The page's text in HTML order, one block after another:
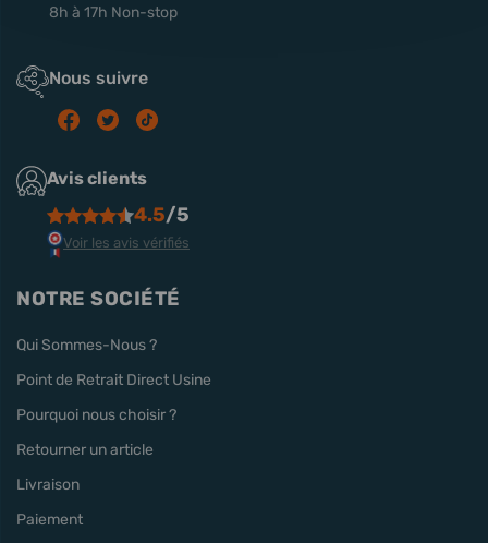
8h à 17h Non-stop
Nous suivre
Avis clients
4.5/5
Voir les avis vérifiés
NOTRE SOCIÉTÉ
Qui Sommes-Nous ?
Point de Retrait Direct Usine
Pourquoi nous choisir ?
Retourner un article
Livraison
Paiement